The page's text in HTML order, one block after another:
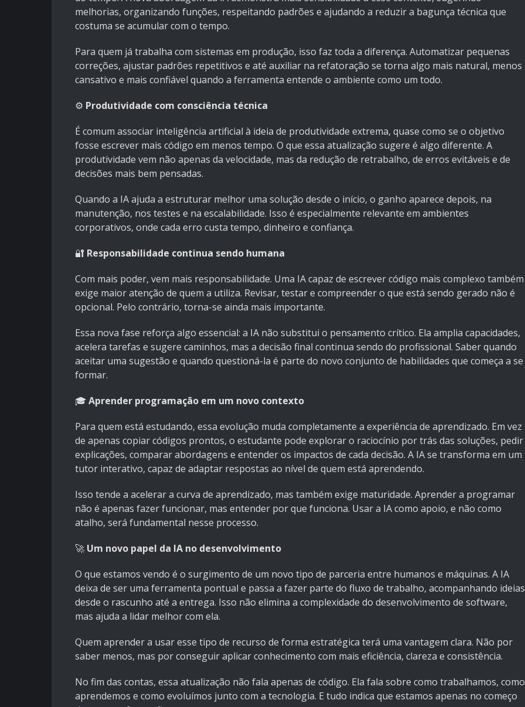
melhorias, organizando funções, respeitando padrões e ajudando a reduzir a bagunça técnica que
costuma se acumular com o tempo.
Para quem já trabalha com sistemas em produção, isso faz toda a diferença. Automatizar pequenas
correções, ajustar padrões repetitivos e até auxiliar na refatoração se torna algo mais natural, menos
cansativo e mais confiável quando a ferramenta entende o ambiente como um todo.
⚙️ Produtividade com consciência técnica
É comum associar inteligência artificial à ideia de produtividade extrema, quase como se o objetivo
fosse escrever mais código em menos tempo. O que essa atualização sugere é algo diferente. A
produtividade vem não apenas da velocidade, mas da redução de retrabalho, de erros evitáveis e de
decisões mais bem pensadas.
Quando a IA ajuda a estruturar melhor uma solução desde o início, o ganho aparece depois, na
manutenção, nos testes e na escalabilidade. Isso é especialmente relevante em ambientes
corporativos, onde cada erro custa tempo, dinheiro e confiança.
🔐 Responsabilidade continua sendo humana
Com mais poder, vem mais responsabilidade. Uma IA capaz de escrever código mais complexo também
exige maior atenção de quem a utiliza. Revisar, testar e compreender o que está sendo gerado não é
opcional. Pelo contrário, torna-se ainda mais importante.
Essa nova fase reforça algo essencial: a IA não substitui o pensamento crítico. Ela amplia capacidades,
acelera tarefas e sugere caminhos, mas a decisão final continua sendo do profissional. Saber quando
aceitar uma sugestão e quando questioná-la é parte do novo conjunto de habilidades que começa a se
formar.
🎓 Aprender programação em um novo contexto
Para quem está estudando, essa evolução muda completamente a experiência de aprendizado. Em vez
de apenas copiar códigos prontos, o estudante pode explorar o raciocínio por trás das soluções, pedir
explicações, comparar abordagens e entender os impactos de cada decisão. A IA se transforma em um
tutor interativo, capaz de adaptar respostas ao nível de quem está aprendendo.
Isso tende a acelerar a curva de aprendizado, mas também exige maturidade. Aprender a programar
não é apenas fazer funcionar, mas entender por que funciona. Usar a IA como apoio, e não como
atalho, será fundamental nesse processo.
🚀 Um novo papel da IA no desenvolvimento
O que estamos vendo é o surgimento de um novo tipo de parceria entre humanos e máquinas. A IA
deixa de ser uma ferramenta pontual e passa a fazer parte do fluxo de trabalho, acompanhando ideias
desde o rascunho até a entrega. Isso não elimina a complexidade do desenvolvimento de software,
mas ajuda a lidar melhor com ela.
Quem aprender a usar esse tipo de recurso de forma estratégica terá uma vantagem clara. Não por
saber menos, mas por conseguir aplicar conhecimento com mais eficiência, clareza e consistência.
No fim das contas, essa atualização não fala apenas de código. Ela fala sobre como trabalhamos, como
aprendemos e como evoluímos junto com a tecnologia. E tudo indica que estamos apenas no começo